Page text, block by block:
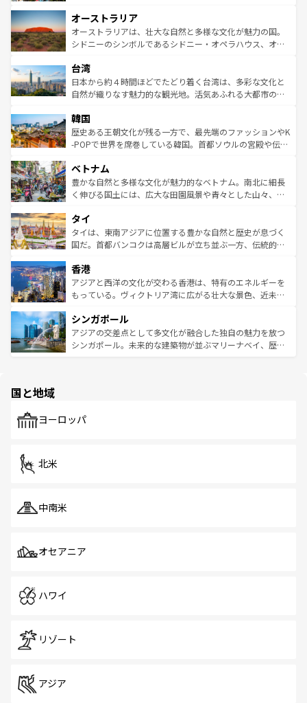
部のニューオーリンズでは、音楽と美食が融合した独特の
文化が魅力。旅行者はアメリカの各地域で異なる魅力を楽
しみながら、その多様性と豊かな歴史を感じることができ
ならではの贅沢な旅のスタイルだ。 なお、新着のアメリカ
情報はコンテンツ一覧を参照してほしい。
ワイ島は見逃せない。また、定番の観光地といえばオアフ
島だが、静かな自然を求めるならマウイ島やカウアイ島が
おすすめ。エメラルドグリーンに輝く海をはじめ、豊かな
れるおもてなしの心で訪れる人々を迎えてくれるハワイの
人々、おいしいローカルフードやハワイアンミュージッ
ク、伝統的なフラダンスなど、すべてがハワイの魅力を彩
ワイを、存分に味わってほしい。 なお、新着のハワイ情報
はコンテンツ一覧を参照してほしい。
オーストラリア
オーストラリアは、壮大な自然と多様な文化が魅力の国。
シドニーのシンボルであるシドニー・オペラハウス、オー
リアリーフや大陸中央部にそびえるウルル（エアーズロッ
ク）、タスマニアの美しい原生林やケアンズの熱帯雨林な
ど、見どころがたくさん。また、カフェやワイン、オージ
いる。アクティビティも充実しており、サーフィンやダイ
ビング、ハイキングなど、アウトドア好きにはたまらな
い。オーストラリアの多彩な魅力を存分に味わいつくそ
参照してほしい。
台湾
日本から約４時間ほどでたどり着く台湾は、多彩な文化と
自然が織りなす魅力的な観光地。活気あふれる大都市の台
ン）、静ひつな山岳地帯である台湾東部など、都市の喧騒
と山間の静けさが共存しており、訪れる人に新しい発見と
驚きをもたらしてくれる。また、奥深い台湾の食文化も魅
容にもいいと評判のスイーツなど、バラエティ豊かな料理
が味わえる。 なお、新着の台湾情報は コンテンツ一覧を参
照してほしい。
韓国
歴史ある王朝文化が残る一方で、最先端のファッションやK
-POPで世界を席巻している韓国。首都ソウルの宮殿や伝統
き、地方に足を延ばせば四季折々の自然美を楽しむことが
できる。そして、キムチや焼肉、絶品のストリートフード
まで、さまざまな韓国料理が待っている。夜には、韓国な
リティに包まれながら、韓国の多彩な魅力を心ゆくまで味
わってみてほしい。 なお、新着の韓国情報はコンテンツ一
覧を参照してほしい。
ベトナム
豊かな自然と多様な文化が魅力的なベトナム。南北に細長
く伸びる国土には、広大な田園風景や青々とした山々、世
急速な発展と共に伝統が息づく。ハノイの古い町並みやホ
ーチミン市のフランス統治時代の建物も、独特の雰囲気を
醸し出している。また、バラエティの豊かさとおいしさで
とつ。フォーやバインミー、ベトナムコーヒーなどは、ぜ
ひ現地で味わいたい。どの地域を訪れてもあたたかい人々
が旅行者を迎えてくれるので、きっと忘れられない旅にな
参照してほしい。
タイ
タイは、東南アジアに位置する豊かな自然と歴史が息づく
国だ。首都バンコクは高層ビルが立ち並ぶ一方、伝統的な
の活気が交差している。北部ではチェンマイなどの山岳地
帯で自然と触れ合い、南部ではプーケットやクラビの美し
いビーチでリゾート気分を楽しむことができる。タイ料理
激する。気候は一年中温暖で、どの季節にも異なる楽しみ
が待っている。親しみやすいタイの人々、仏教を中心とし
た文化、そして多様な観光資源が、訪れる旅人を魅了し続
香港
アジアと西洋の文化が交わる香港は、特有のエネルギーを
もっている。ヴィクトリア湾に広がる壮大な景色、近未来
み、どこを訪れても感動するはず。観光スポットが密集し
ており、効率よく見どころを回れるのも魅力。息をのむよ
うな絶景から文化的な体験まで、香港を存分に楽しみ尽く
シンガポール
アジアの交差点として多文化が融合した独自の魅力を放つ
シンガポール。未来的な建築物が並ぶマリーナベイ、歴史
で、ホーカーズは地元の風情を楽しめる外せないスポット
国と地域
ヨーロッパ
北米
中南米
オセアニア
ハワイ
リゾート
アジア